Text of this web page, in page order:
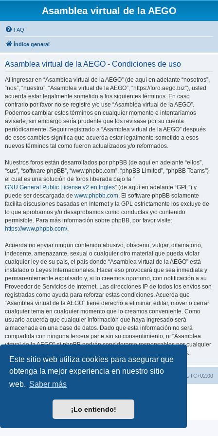
Este sitio web utiliza cookies para asegurar que
obtenga la mejor experiencia en nuestro sitio
web. Saber más
¡Lo entiendo!
Asamblea virtual de la AEGO
FAQ
Índice general
Asamblea virtual de la AEGO - Condiciones de uso
Al ingresar en “Asamblea virtual de la AEGO” (de aquí en adelante “nosotros”,
“nos”, “nuestro”, “Asamblea virtual de la AEGO”, “https://foro.aego.biz”), usted
acuerda estar legalmente sometido a los siguientes términos. En caso
contrario por favor no se registre y/o use “Asamblea virtual de la AEGO”.
Podemos cambiar estos términos en cualquier momento e intentaríamos
avisarle, sin embargo sería prudente que los revisase por su cuenta
periódicamente. Seguir registrado a “Asamblea virtual de la AEGO” después
de esos cambios significa que acuerda estar legalmente sometido a esos
nuevos términos tal como fueron actualizados y/o reformados.
Nuestros foros están desarrollados por phpBB (de aquí en adelante “ellos”,
“sus”, “software phpBB”, “www.phpbb.com”, “phpBB Limited”, “phpBB Teams”)
el cual es una solución de foros liberada bajo la “
GNU General Public License v2 en Ingles” (de aquí en adelante “GPL”) y
puede ser descargada de www.phpbb.com. El software phpBB solamente
facilita discusiones basadas en Internet y la GPL estrictamente los excluye de
lo que aprobamos y/o desaprobamos como conductas y/o contenido
permisible. Para más información sobre phpBB, por favor visite:
https://www.phpbb.com/.
Acuerda no enviar ningun contenido abusivo, obsceno, vulgar, difamatorio,
indecente, amenazante, sexual o cualquier otro material que pueda violar
cualquier ley de su país, el país donde “Asamblea virtual de la AEGO” está
instalado o Leyes Internacionales. Hacer eso provocará que sea inmediata y
permanentemente expulsado y, si lo creemos oportuno, con notificación a su
Proveedor de Servicios de Internet. Las direcciones IP de todos los envíos son
registradas como ayuda para reforzar estas condiciones. Acuerda que
“Asamblea virtual de la AEGO” tiene derecho a eliminar, editar, mover o cerrar
cualquier tema en cualquier momento que lo creamos conveniente. Como
usuario acuerda que cualquier información que haya ingresado será
almacenada en una base de datos. Dado que esta información no será
compartida con ninguna tercera parte sin su consentimiento, ni “Asamblea
virtual de la AEGO” ni phpBB podrán considerarse responsables por cualquier
intento de hacking que conlleve a que los datos sean comprometidos.
Índice general Todos los horarios son UTC+02:00
Contáctenos
phpBB España
Privacidad| Condiciones